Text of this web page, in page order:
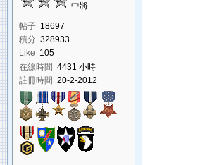
中將
帖子 18697
積分 328933
Like 105
在線時間 4431 小時
註冊時間 20-2-2012